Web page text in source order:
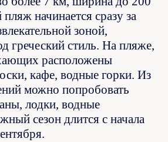
начинается сразу за
зоной,
греческий стиль. На пляже,
расположены
кафе, водные горки. Из
можно попробовать
лодки, водные
сезон длится с начала